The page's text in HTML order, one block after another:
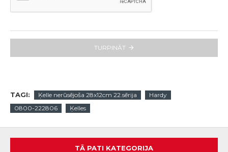
TURPINĀT
TAGI: Ķelle nerūsējoša 28x12cm 22.sērija
Hardy
0800-222806
Ķelles
TĀ PATI KATEGORIJA